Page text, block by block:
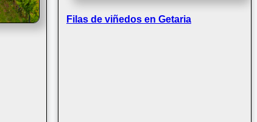
Filas de viñedos en Getaria